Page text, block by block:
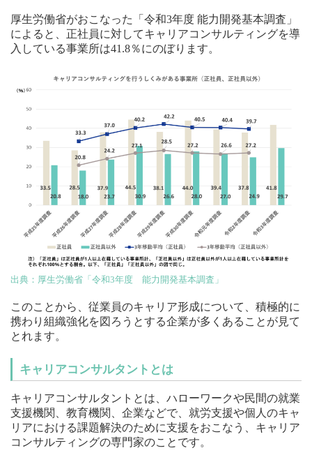
厚生労働省がおこなった「令和3年度 能力開発基本調査」
によると、正社員に対してキャリアコンサルティングを導
入している事業所は41.8％にのぼります。
出典：厚生労働省「令和3年度 能力開発基本調査」
このことから、従業員のキャリア形成について、積極的に
携わり組織強化を図ろうとする企業が多くあることが見て
とれます。
キャリアコンサルタントとは
キャリアコンサルタントとは、ハローワークや民間の就業
支援機関、教育機関、企業などで、就労支援や個人のキャ
リアにおける課題解決のために支援をおこなう、キャリア
コンサルティングの専門家のことです。